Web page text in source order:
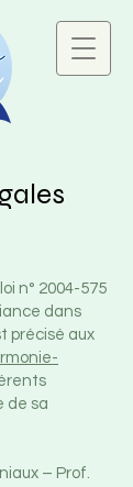
n° 2004-575
dans
précisé aux
de sa
– Prof.